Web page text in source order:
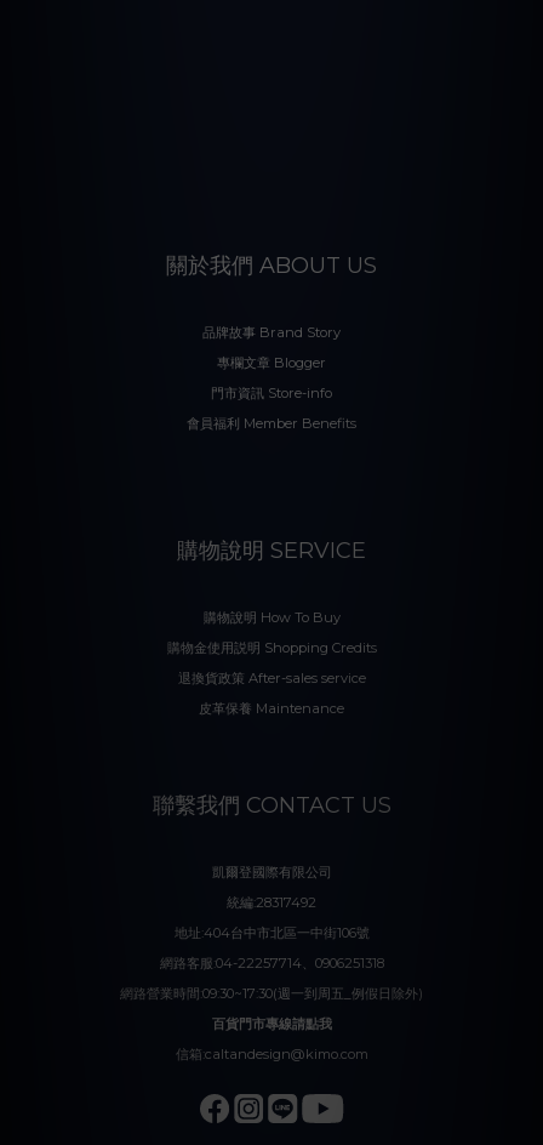
關於我們 ABOUT US
品牌故事 Brand Story
專欄文章 Blogger
門市資訊 Store-info
會員福利 Member Benefits
購物說明 SERVICE
購物說明 How To Buy
購物金使用説明 Shopping Credits
退換貨政策 After-sales service
皮革保養 Maintenance
聯繫我們 CONTACT US
凱爾登國際有限公司
統編:28317492
地址:404台中市北區一中街106號
網路客服:04-22257714、0906251318
網路營業時間:09:30~17:30(週一到周五_例假日除外)
百貨門市專線請點我
信箱:caltandesign@kimo.com